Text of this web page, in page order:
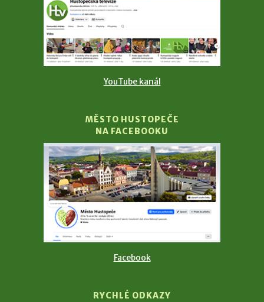
YouTube kanál
MĚSTO HUSTOPEČE
NA FACEBOOKU
Facebook
RYCHLÉ ODKAZY